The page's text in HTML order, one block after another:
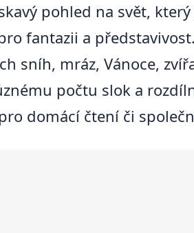
pohled na svět,
fantazii a
sníh, mráz, Vánoce,
počtu slok a
domácí čtení či